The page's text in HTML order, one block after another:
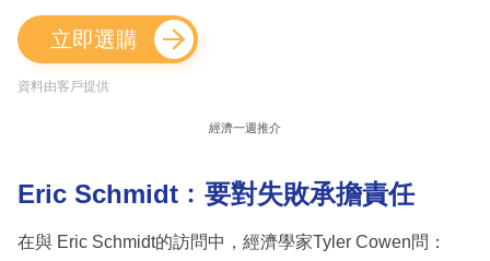
立即選購
資料由客戶提供
經濟一週推介
Eric Schmidt﹕要對失敗承擔責任
在與 Eric Schmidt的訪問中，經濟學家Tyler Cowen問：